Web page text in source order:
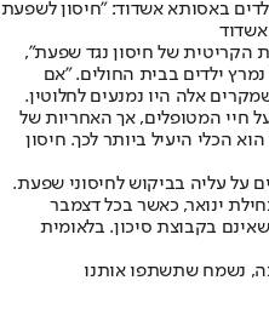
באסותא אשדוד: ״חיסון לשפעת
הקריטית של חיסון נגד שפעת",
ילדים בבית החולים. "אם
אלה היו נמנעים לחלוטין.
חיי המטופלים, אך האחריות של
הכלי היעיל ביותר לכך. חיסון
על עליה בביקוש לחיסוני שפעת.
התחסנו 4700 איש מתחילת ינואר, כאשר בכל דצמבר
שאינם בקבוצת סיכון. בלאומית
נשמח שתשתפו אותנו